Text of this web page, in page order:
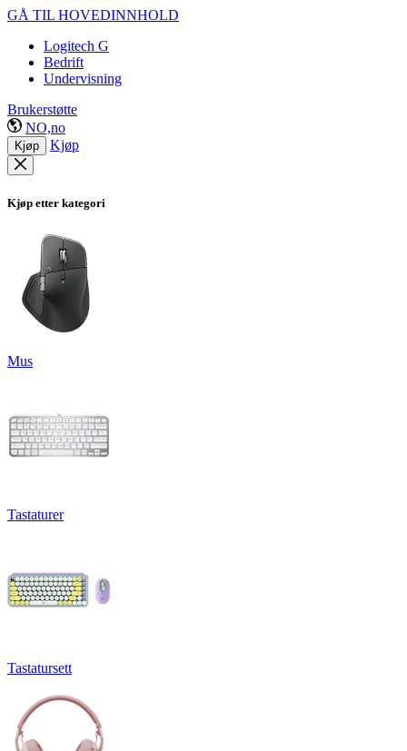
GÅ TIL HOVEDINNHOLD
Logitech G
Bedrift
Undervisning
Brukerstøtte
NO,no
Kjøp Kjøp
Kjøp etter kategori
Mus
Tastaturer
Tastatursett